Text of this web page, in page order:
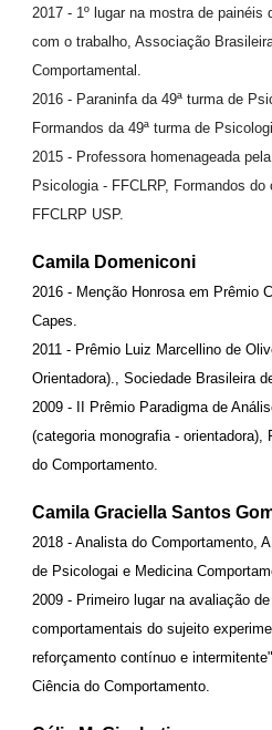
2017 - 1º lugar na mostra de
com o trabalho, Associação
Comportamental.
2016 - Paraninfa da 49ª turma de
Formandos da 49ª turma de
2015 - Professora homenageada
Psicologia - FFCLRP, Formandos
FFCLRP USP.
Camila Domeniconi
2016 - Menção Honrosa em Prêmio
Capes.
2011 - Prêmio Luiz Marcellino de
Orientadora)., Sociedade Brasileira
2009 - II Prêmio Paradigma de
(categoria monografia - orientadora),
do Comportamento.
Camila Graciella Santos
2018 - Analista do Comportamento,
de Psicologai e Medicina
2009 - Primeiro lugar na avaliação
comportamentais do sujeito
reforçamento contínuo e
Ciência do Comportamento.